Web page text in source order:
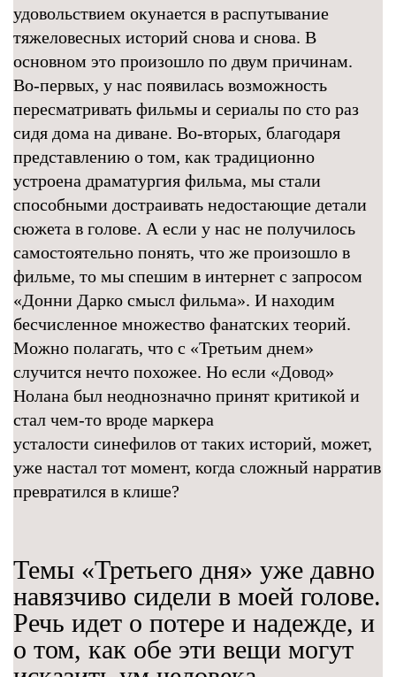
удовольствием окунается в распутывание
тяжеловесных историй снова и снова. В
основном это произошло по двум причинам.
Во-первых, у нас появилась возможность
пересматривать фильмы и сериалы по сто раз
сидя дома на диване. Во-вторых, благодаря
представлению о том, как традиционно
устроена драматургия фильма, мы стали
способными достраивать недостающие детали
сюжета в голове. А если у нас не получилось
самостоятельно понять, что же произошло в
фильме, то мы спешим в интернет с запросом
«Донни Дарко смысл фильма». И находим
бесчисленное множество фанатских теорий.
Можно полагать, что с «Третьим днем»
случится нечто похожее. Но если «Довод»
Нолана был неоднозначно принят критикой и
стал чем-то вроде маркера
усталости синефилов от таких историй, может,
уже настал тот момент, когда сложный нарратив
превратился в клише?
Темы «Третьего дня» уже давно
навязчиво сидели в моей голове.
Речь идет о потере и надежде, и
о том, как обе эти вещи могут